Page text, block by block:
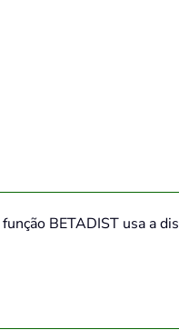
BETADIST usa a